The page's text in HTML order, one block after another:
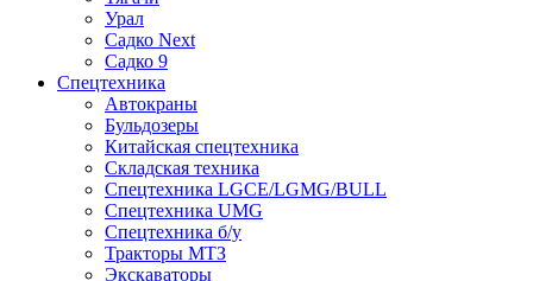
Урал
Садко Next
Садко 9
Спецтехника
Автокраны
Бульдозеры
Китайская спецтехника
Складская техника
Спецтехника LGCE/LGMG/BULL
Спецтехника UMG
Спецтехника б/у
Тракторы МТЗ
Экскаваторы